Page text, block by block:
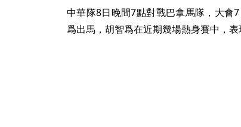
中華隊8日晚間7點對戰巴拿馬隊，大會
爲出馬，胡智爲在近期幾場熱身賽中，